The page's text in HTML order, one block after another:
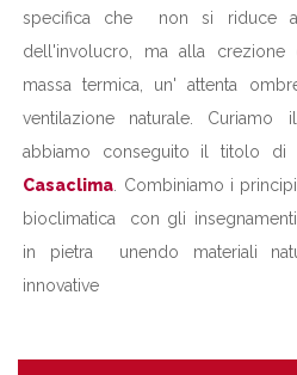
specifica che non si riduce
dell'involucro, ma alla
massa termica, un' attenta
ventilazione naturale.
abbiamo conseguito il titolo di
Casaclima . Combiniamo i
bioclimatica con gli
in pietra unendo materiali
innovative